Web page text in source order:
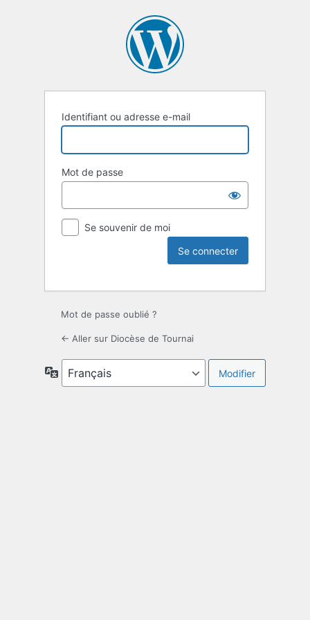
Identifiant ou adresse e-mail
Mot de passe
Se souvenir de moi
Mot de passe oublié ?
← Aller sur Diocèse de Tournai
Langue